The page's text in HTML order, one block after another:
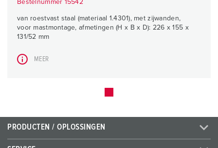
Bestelnummer 15542
van roestvast staal (materiaal 1.4301), met zijwanden,
voor mastmontage, afmetingen (H x B x D): 226 x 155 x
131/52 mm
MEER
PRODUCTEN / OPLOSSINGEN